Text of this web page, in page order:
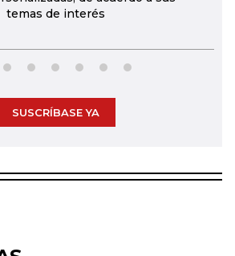
temas de interés
SUSCRÍBASE YA